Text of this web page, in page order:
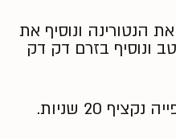
הנטורינה ונוסיף את
ונוסיף בזרם דק דק
20 שניות.